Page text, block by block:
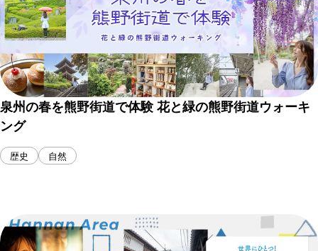
泉州の春を熊野街道で体験 花と緑の熊野街道ウォーキ
ング
歴史 自然